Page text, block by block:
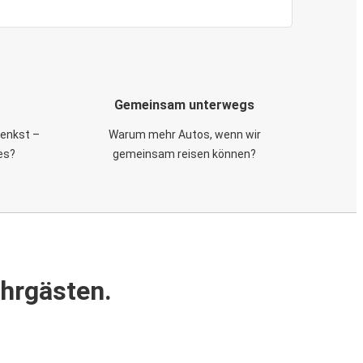
–
Gemeinsam unterwegs
Warum mehr Autos, wenn wir
gemeinsam reisen können?